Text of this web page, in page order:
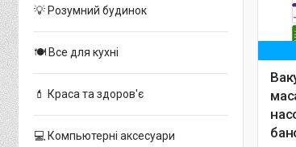
💡 Розумний будинок
🍽 Все для кухні
💄 Краса та здоров'є
💻 Компьютерні аксесуари